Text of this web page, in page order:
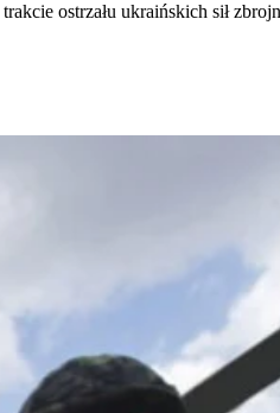
ostrzału ukraińskich sił